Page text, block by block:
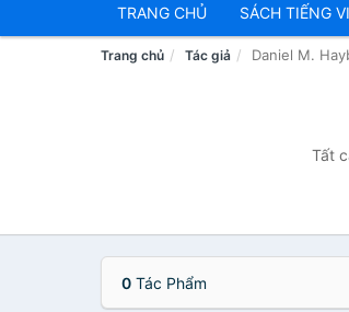
TRANG CHỦ SÁCH TIẾNG
Trang chủ Tác giả Daniel M.
Tất
0 Tác Phẩm